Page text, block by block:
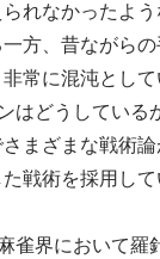
れなかったよ
方、昔ながら
常に混沌として
はどうしている
まざまな戦術
戦術を採用し
雀界において羅